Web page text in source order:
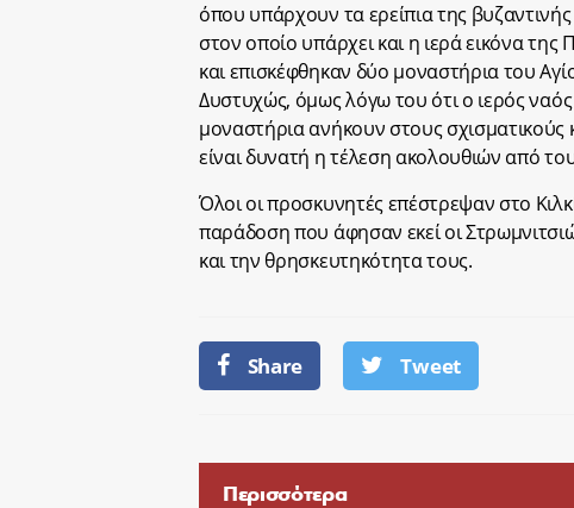
όπου υπάρχουν τα ερείπια της
στον οποίο υπάρχει και η ιερά εικόνα
και επισκέφθηκαν δύο μοναστήρια του
Δυστυχώς, όμως λόγω του ότι ο ιερός
μοναστήρια ανήκουν στους σχισματικούς
είναι δυνατή η τέλεση ακολουθιών από
Όλοι οι προσκυνητές επέστρεψαν στο
παράδοση που άφησαν εκεί οι
και την θρησκευτηκότητα τους.
Share Tweet
Περισσότερα